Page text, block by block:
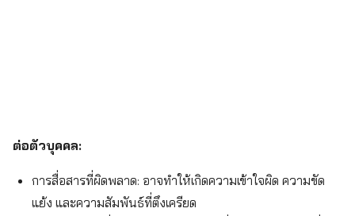
ต่อตัวบุคคล:
การสื่อสารที่ผิดพลาด: อาจทำให้เกิดความเข้าใจผิด ความขัด
แย้ง และความสัมพันธ์ที่ตึงเครียด